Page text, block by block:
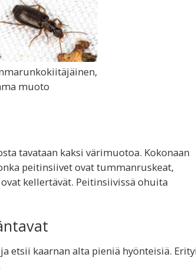
muoto
tavataan kaksi värimuotoa. Kokonaan
peitinsiivet ovat tummanruskeat,
kellertävät. Peitinsiivissä ohuita
etsii kaarnan alta pieniä hyönteisiä.